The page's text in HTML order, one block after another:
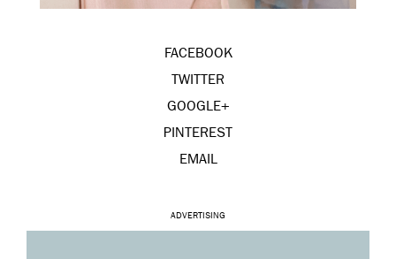
FACEBOOK
TWITTER
GOOGLE+
PINTEREST
EMAIL
ADVERTISING